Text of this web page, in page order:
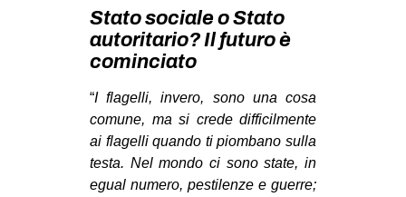
STUDENTI TSUNAMI
ZAM
MOBILITAZIONI
SPAZI
SPORT POPOLARE
Stato sociale o Stato
autoritario? Il futuro è
cominciato
“I flagelli, invero, sono una cosa
comune, ma si crede difficilmente
ai flagelli quando ti piombano sulla
testa. Nel mondo ci sono state, in
egual numero, pestilenze e guerre;